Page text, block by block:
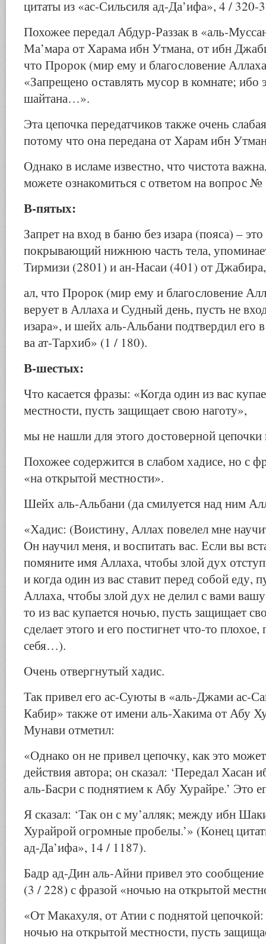
цитаты из «ас-Сильсиля ад-Да’ифа», 4 / 320-
Похожее передал Абдур-Раззак в «аль-
Ма’мара от Харама ибн Утмана, от ибн
что Пророк (мир ему и благословение
«Запрещено оставлять мусор в комнате; ибо
шайтана…».
Эта цепочка передатчиков также очень
потому что она передана от Харам ибн
Однако в исламе известно, что чистота
можете ознакомиться с ответом на вопрос
В-пятых:
Запрет на вход в баню без изара (пояса) –
покрывающий нижнюю часть тела,
Тирмизи (2801) и ан-Насаи (401) от
ал, что Пророк (мир ему и благословение
верует в Аллаха и Судный день, пусть не
изара», и шейх аль-Альбани подтвердил его
ва ат-Тархиб» (1 / 180).
В-шестых:
Что касается фразы: «Когда один из вас
местности, пусть защищает свою наготу»,
мы не нашли для этого достоверной цепочки
Похожее содержится в слабом хадисе, но с
«на открытой местности».
Шейх аль-Альбани (да смилуется над ним
«Хадис: (Воистину, Аллах повелел мне
Он научил меня, и воспитать вас. Если вы
помяните имя Аллаха, чтобы злой дух
и когда один из вас ставит перед собой еду,
Аллаха, чтобы злой дух не делил с вами
то из вас купается ночью, пусть защищает
сделает этого и его постигнет что-то
себя…).
Очень отвергнутый хадис.
Так привел его ас-Суюты в «аль-Джами ас-
Кабир» также от имени аль-Хакима от Абу
Мунави отметил:
«Однако он не привел цепочку, как это может
действия автора; он сказал: ‘Передал
аль-Басри с поднятием к Абу Хурайре.’ Это
Я сказал: ‘Так он с му’алляк; между ибн
Хурайрой огромные пробелы.’» (Конец
ад-Да’ифа», 14 / 1187).
Бадр ад-Дин аль-Айни привел это
(3 / 228) с фразой «ночью на открытой
«От Макахуля, от Атии с поднятой цепочкой:
ночью на открытой местности, пусть